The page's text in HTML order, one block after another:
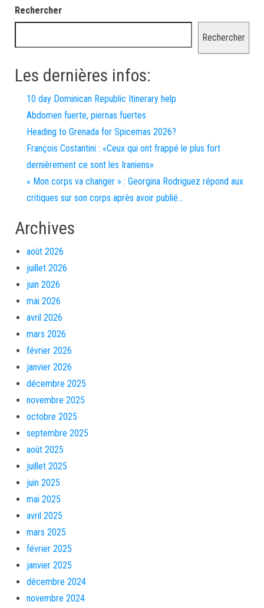
Rechercher
Rechercher
Les dernières infos:
10 day Dominican Republic Itinerary help
Abdomen fuerte, piernas fuertes
Heading to Grenada for Spicemas 2026?
François Costantini : «Ceux qui ont frappé le plus fort
dernièrement ce sont les Iraniens»
« Mon corps va changer » : Georgina Rodriguez répond aux
critiques sur son corps après avoir publié…
Archives
août 2026
juillet 2026
juin 2026
mai 2026
avril 2026
mars 2026
février 2026
janvier 2026
décembre 2025
novembre 2025
octobre 2025
septembre 2025
août 2025
juillet 2025
juin 2025
mai 2025
avril 2025
mars 2025
février 2025
janvier 2025
décembre 2024
novembre 2024